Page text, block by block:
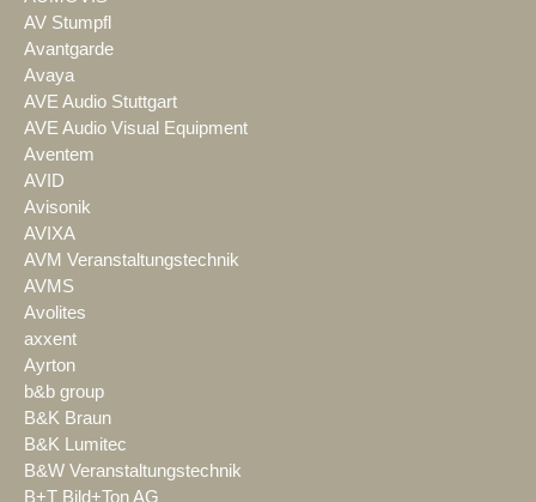
AV Stumpfl
Avantgarde
Avaya
AVE Audio Stuttgart
AVE Audio Visual Equipment
Aventem
AVID
Avisonik
AVIXA
AVM Veranstaltungstechnik
AVMS
Avolites
axxent
Ayrton
b&b group
B&K Braun
B&K Lumitec
B&W Veranstaltungstechnik
B+T Bild+Ton AG